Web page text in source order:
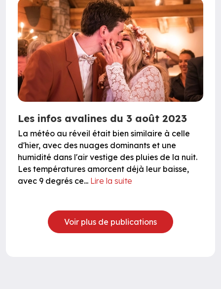
Les infos avalines du 3 août 2023
La météo au réveil était bien similaire à celle
d'hier, avec des nuages dominants et une
humidité dans l'air vestige des pluies de la nuit.
Les températures amorcent déjà leur baisse,
avec 9 degrés ce... Lire la suite
Voir plus de publications